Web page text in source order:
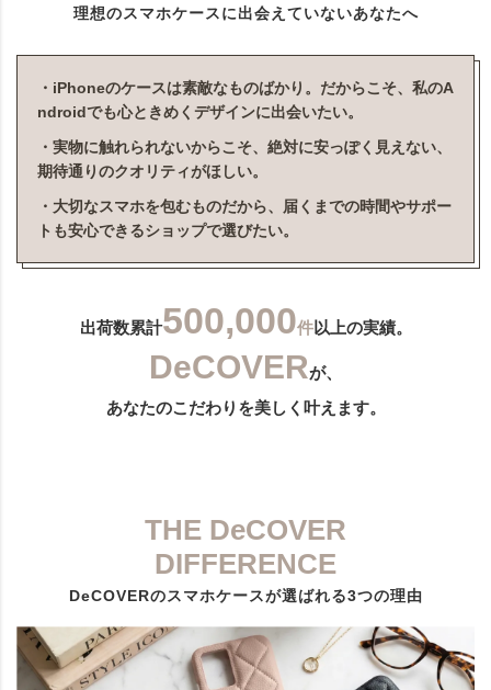
理想のスマホケースに出会えていないあなたへ
・iPhoneのケースは素敵なものばかり。だからこそ、私のA
ndroidでも心ときめくデザインに出会いたい。
・実物に触れられないからこそ、絶対に安っぽく見えない、
期待通りのクオリティがほしい。
・大切なスマホを包むものだから、届くまでの時間やサポー
トも安心できるショップで選びたい。
出荷数累計500,000件以上の実績。
DeCOVERが、
あなたのこだわりを美しく叶えます。
THE DeCOVER
DIFFERENCE
DeCOVERのスマホケースが選ばれる3つの理由